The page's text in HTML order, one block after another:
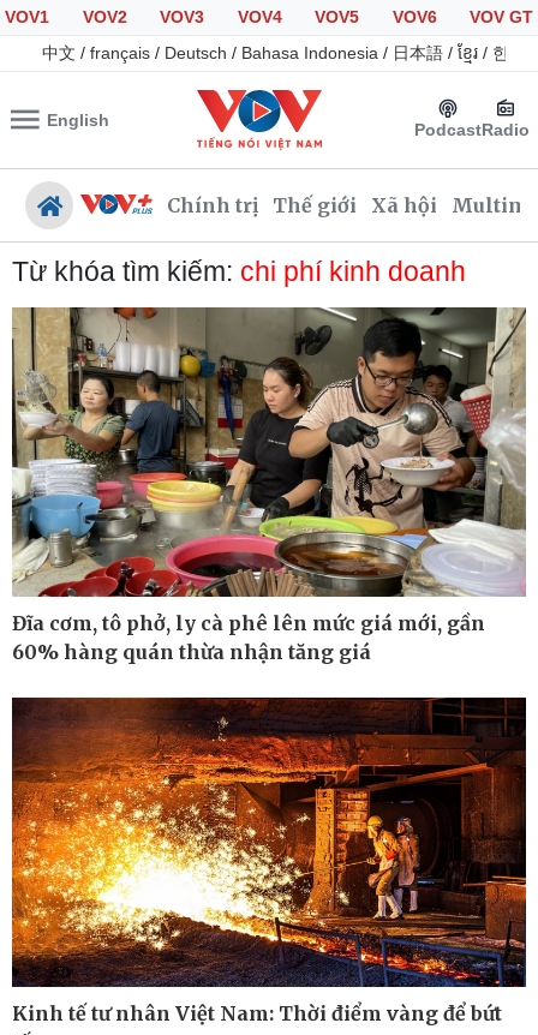
VOV1 VOV2 VOV3 VOV4 VOV5 VOV6
VOV GT
中文 / français / Deutsch / Bahasa Indonesia / 日本語 / ខ្មែរ / 한국
English PodcastRadio
Chính trị Thế giới Xã hội
Chính trị
Đảng
Tổ chức nhân sự
Quốc hội
Nhận diện sự thật
Xã hội
Tin 24h
Giáo dục
Dự báo thời tiết
Dấu ấn VOV
Việc làm
Biển đảo
Quan sát
Cuộc sống đó đây
Hồ sơ
Ảnh
Video
E-Magazine
Infographic
Kinh tế
Bất động sản
Khởi nghiệp
Thị trường
Giá vàng
Tiêu dùng
Từ khóa tìm kiếm: chi phí kinh doanh
Đĩa cơm, tô phở, ly cà phê lên mức giá mới, gần
60% hàng quán thừa nhận tăng giá
Kinh tế tư nhân Việt Nam: Thời điểm vàng để bứt